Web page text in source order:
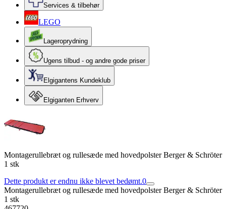
Services & tilbehør
LEGO
Lageroprydning
Ugens tilbud - og andre gode priser
Elgigantens Kundeklub
Elgiganten Erhverv
Montagerullebræt og rullesæde med hovedpolster Berger & Schröter
1 stk
Dette produkt er endnu ikke blevet bedømt.0
Montagerullebræt og rullesæde med hovedpolster Berger & Schröter
1 stk